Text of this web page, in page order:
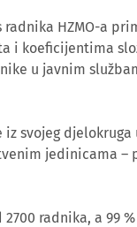
HZMO-a
i koeficijentima
u javnim
iz svojeg
jedinicama –
2700 radnika, a 99